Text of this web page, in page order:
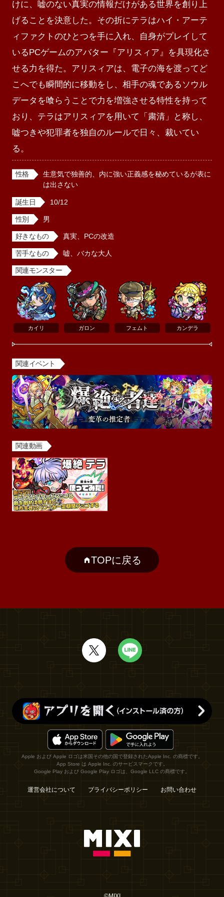
けに、嘘のない真実の情報だけがある世界を創り上
げることを決意した。その折にテラはハイ・アーテ
ィファクトのひとつを手に入れ、自身がプレイして
いるPCゲームのアバター『アリスィア』を具現化さ
せる力を得た。アリスィアは、電子の海を渡ってど
こへでも瞬間的に移動をし、相手の魂であるソウル
データを喰らうことで力を増強させる特性を持って
おり、テラはアリスィアを用いて「粛清」と称し、
嘘つきや犯罪者を独自のルールで日々、裁いてい
る。
性格
生意気で独善的、内に強い正義感を秘めているが表に
は出さない
誕生日 10/12
性別 男
好きなもの 真実、PCの改造
苦手なもの 嘘、バカな大人
関連モンスター
カイリ ガロン フェムト カンデラ
関連イベント
関連動画
TOPに戻る
Apple および Apple ロゴは米国その他の国で登録されたApple Inc. の商標です。
App Store は Apple Inc. のサービスマークです。
Google Play および Google Play ロゴは、Google LLC の商標です。
運営会社について プライバシーポリシー お問い合わせ